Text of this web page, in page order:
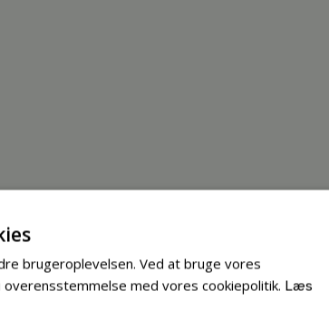
brugeroplevelsen. Ved at bruge vores
med vores cookiepolitik. Læs